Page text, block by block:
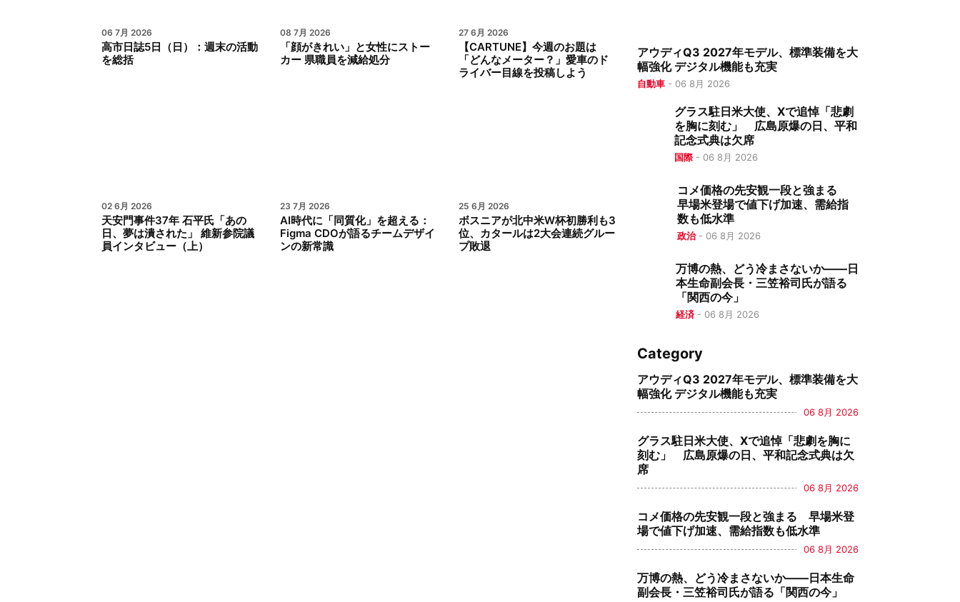
06 7月 2026
高市日誌5日（日）：週末の活動
を総括
08 7月 2026
「顔がきれい」と女性にストー
カー 県職員を減給処分
27 6月 2026
【CARTUNE】今週のお題は
「どんなメーター？」愛車のド
ライバー目線を投稿しよう
02 6月 2026
天安門事件37年 石平氏「あの
日、夢は潰された」 維新参院議
員インタビュー（上）
23 7月 2026
AI時代に「同質化」を超える：
Figma CDOが語るチームデザイ
ンの新常識
25 6月 2026
ボスニアが北中米W杯初勝利も3
位、カタールは2大会連続グルー
プ敗退
アウディQ3 2027年モデル、標準装備を大
幅強化 デジタル機能も充実
自動車 - 06 8月 2026
グラス駐日米大使、Xで追悼「悲劇
を胸に刻む」 広島原爆の日、平和
記念式典は欠席
国際 -06 8月 2026
コメ価格の先安観一段と強まる
早場米登場で値下げ加速、需給指
数も低水準
政治- 06 8月 2026
万博の熱、どう冷まさないか――日
本生命副会長・三笠裕司氏が語る
「関西の今」
経済- 06 8月 2026
Category
アウディQ3 2027年モデル、標準装備を大
幅強化 デジタル機能も充実
06 8月 2026
グラス駐日米大使、Xで追悼「悲劇を胸に
刻む」 広島原爆の日、平和記念式典は欠
席
06 8月 2026
コメ価格の先安観一段と強まる 早場米登
場で値下げ加速、需給指数も低水準
06 8月 2026
万博の熱、どう冷まさないか――日本生命
副会長・三笠裕司氏が語る「関西の今」